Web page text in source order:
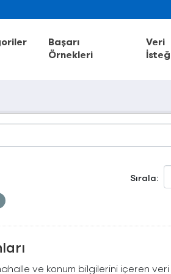
Başarı
Örnekleri
Veri
Sırala
ve konum bilgilerini içeren veri